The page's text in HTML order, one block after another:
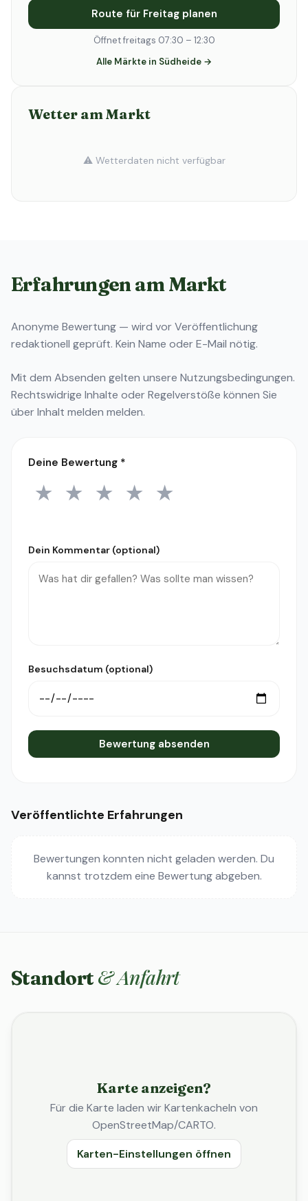
Route für Freitag planen
Öffnet freitags 07:30 – 12:30
Alle Märkte in Südheide →
Wetter am Markt
⚠️ Wetterdaten nicht verfügbar
Erfahrungen am Markt
Anonyme Bewertung — wird vor Veröffentlichung
redaktionell geprüft. Kein Name oder E-Mail nötig.
Mit dem Absenden gelten unsere Nutzungsbedingungen.
Rechtswidrige Inhalte oder Regelverstöße können Sie
überInhalt melden melden.
Deine Bewertung *
1 Stern
★ 2 Sterne
★ 3 Sterne
★ 4 Sterne
★ 5 Sterne
★
Dein Kommentar (optional)
Besuchsdatum (optional)
Bewertung absenden
Veröffentlichte Erfahrungen
Bewertungen konnten nicht geladen werden. Du
kannst trotzdem eine Bewertung abgeben.
Standort & Anfahrt
Karte anzeigen?
Für die Karte laden wir Kartenkacheln von
OpenStreetMap/CARTO.
Karten-Einstellungen öffnen